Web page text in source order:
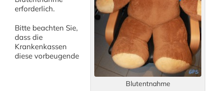
Blutentnahme
erforderlich.
Bitte beachten Sie,
dass die
Krankenkassen
diese vorbeugende